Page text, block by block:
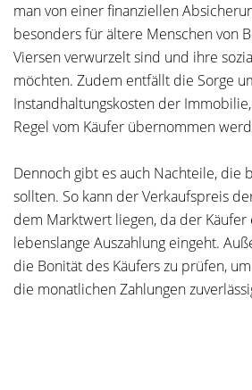
man von einer finanziellen
besonders für ältere Menschen von
Viersen verwurzelt sind und ihre
möchten. Zudem entfällt die Sorge
Instandhaltungskosten der
Regel vom Käufer übernommen
Dennoch gibt es auch Nachteile, die
sollten. So kann der Verkaufspreis
dem Marktwert liegen, da der
lebenslange Auszahlung eingeht.
die Bonität des Käufers zu prüfen,
die monatlichen Zahlungen